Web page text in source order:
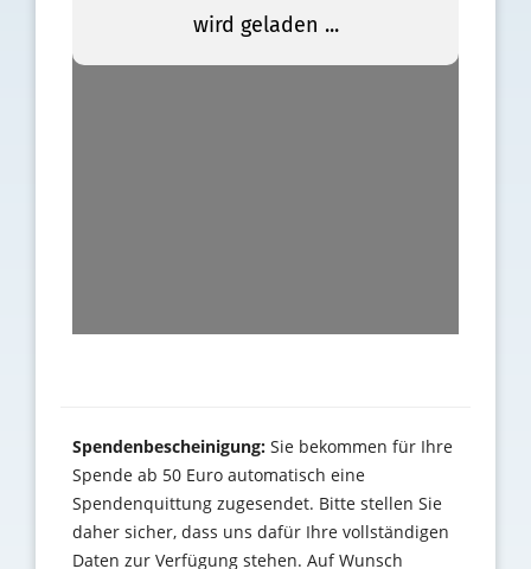
Spendenbescheinigung:Sie bekommen für Ihre
Spende ab 50 Euro automatisch eine
Spendenquittung zugesendet. Bitte stellen Sie
daher sicher, dass uns dafür Ihre vollständigen
Daten zur Verfügung stehen. Auf Wunsch